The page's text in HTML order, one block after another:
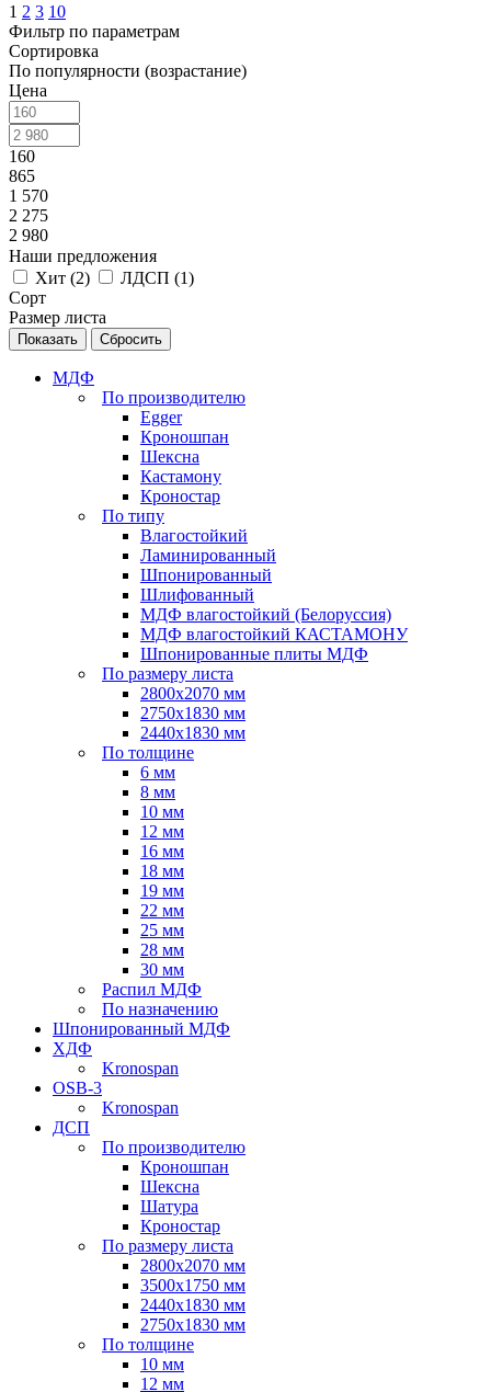
1 2 3 10
Фильтр по параметрам
Сортировка
По популярности (возрастание)
Цена
160
865
1 570
2 275
2 980
Наши предложения
Хит (2) ЛДСП (1)
Сорт
Размер листа
Сбросить
МДФ
По производителю
Egger
Кроношпан
Шексна
Кастамону
Кроностар
По типу
Влагостойкий
Ламинированный
Шпонированный
Шлифованный
МДФ влагостойкий (Белоруссия)
МДФ влагостойкий КАСТАМОНУ
Шпонированные плиты МДФ
По размеру листа
2800х2070 мм
2750х1830 мм
2440х1830 мм
По толщине
6 мм
8 мм
10 мм
12 мм
16 мм
18 мм
19 мм
22 мм
25 мм
28 мм
30 мм
Распил МДФ
По назначению
Шпонированный МДФ
ХДФ
Kronospan
OSB-3
Kronospan
ДСП
По производителю
Кроношпан
Шексна
Шатура
Кроностар
По размеру листа
2800х2070 мм
3500х1750 мм
2440х1830 мм
2750х1830 мм
По толщине
10 мм
12 мм